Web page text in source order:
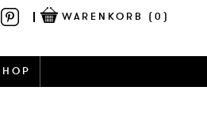
WARENKORB (0)